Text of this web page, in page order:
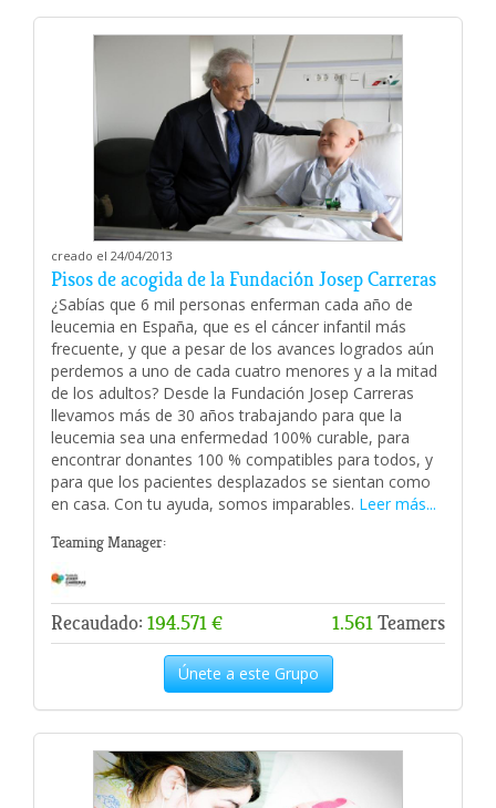
creado el 24/04/2013
Pisos de acogida de la Fundación Josep Carreras
¿Sabías que 6 mil personas enferman cada año de
leucemia en España, que es el cáncer infantil más
frecuente, y que a pesar de los avances logrados aún
perdemos a uno de cada cuatro menores y a la mitad
de los adultos? Desde la Fundación Josep Carreras
llevamos más de 30 años trabajando para que la
leucemia sea una enfermedad 100% curable, para
encontrar donantes 100 % compatibles para todos, y
para que los pacientes desplazados se sientan como
en casa. Con tu ayuda, somos imparables. Leer más...
Teaming Manager:
Recaudado: 194.571 € 1.561Teamers
Únete a este Grupo